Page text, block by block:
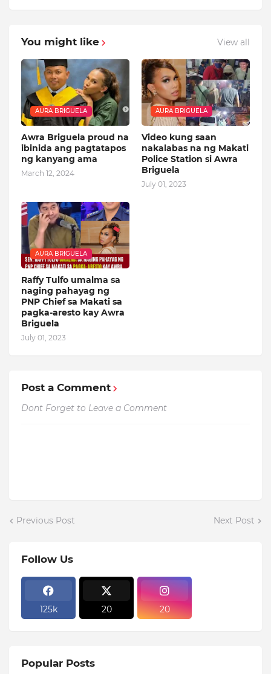
You might like View all
AURA BRIGUELA
Awra Briguela proud na
ibinida ang pagtatapos
ng kanyang ama
March 12, 2024
AURA BRIGUELA
Video kung saan
nakalabas na ng Makati
Police Station si Awra
Briguela
July 01, 2023
AURA BRIGUELA
Raffy Tulfo umalma sa
naging pahayag ng
PNP Chief sa Makati sa
pagka-aresto kay Awra
Briguela
July 01, 2023
Post a Comment
Dont Forget to Leave a Comment
Previous Post Next Post
Follow Us
125k 20 20
Popular Posts